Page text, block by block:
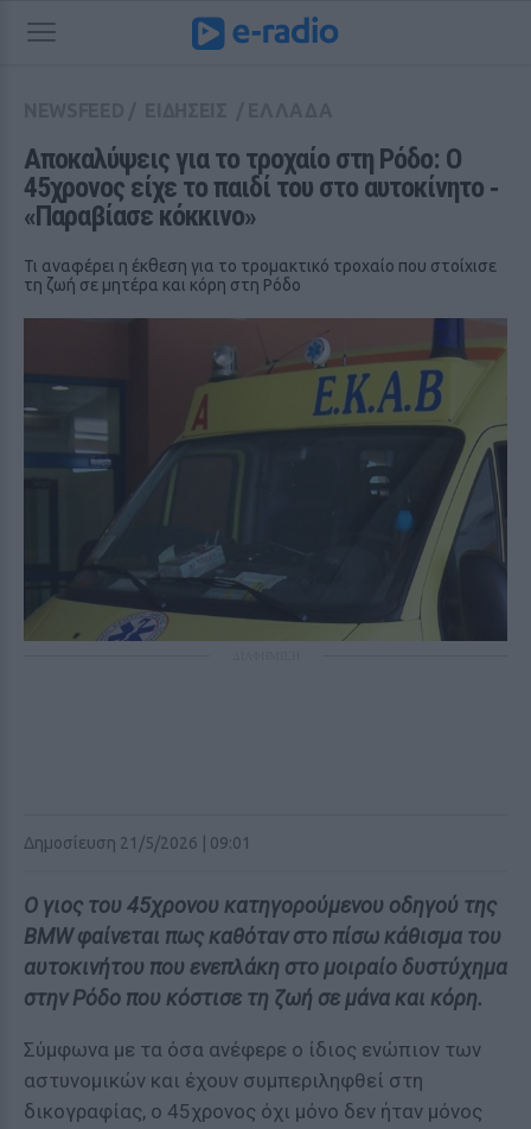
Αποκαλύψεις για το τροχαίο στη Ρόδο: Ο
45χρονος είχε το παιδί του στο αυτοκίνητο ‑
«Παραβίασε κόκκινο»
Τι αναφέρει η έκθεση για το τρομακτικό τροχαίο που στοίχισε
τη ζωή σε μητέρα και κόρη στη Ρόδο
Δημοσίευση 21/5/2026 | 09:01
Ο γιος του 45χρονου κατηγορούμενου οδηγού της
BMW φαίνεται πως καθόταν στο πίσω κάθισμα του
αυτοκινήτου που ενεπλάκη στο μοιραίο δυστύχημα
στην Ρόδο που κόστισε τη ζωή σε μάνα και κόρη.
Σύμφωνα με τα όσα ανέφερε ο ίδιος ενώπιον των
αστυνομικών και έχουν συμπεριληφθεί στη
δικογραφίας, ο 45χρονος όχι μόνο δεν ήταν μόνος